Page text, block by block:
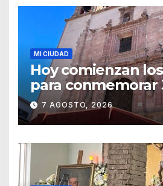
MI CIUDAD
Hoy comienzan
para conmemorar
del templo de San
7 AGOSTO, 2026